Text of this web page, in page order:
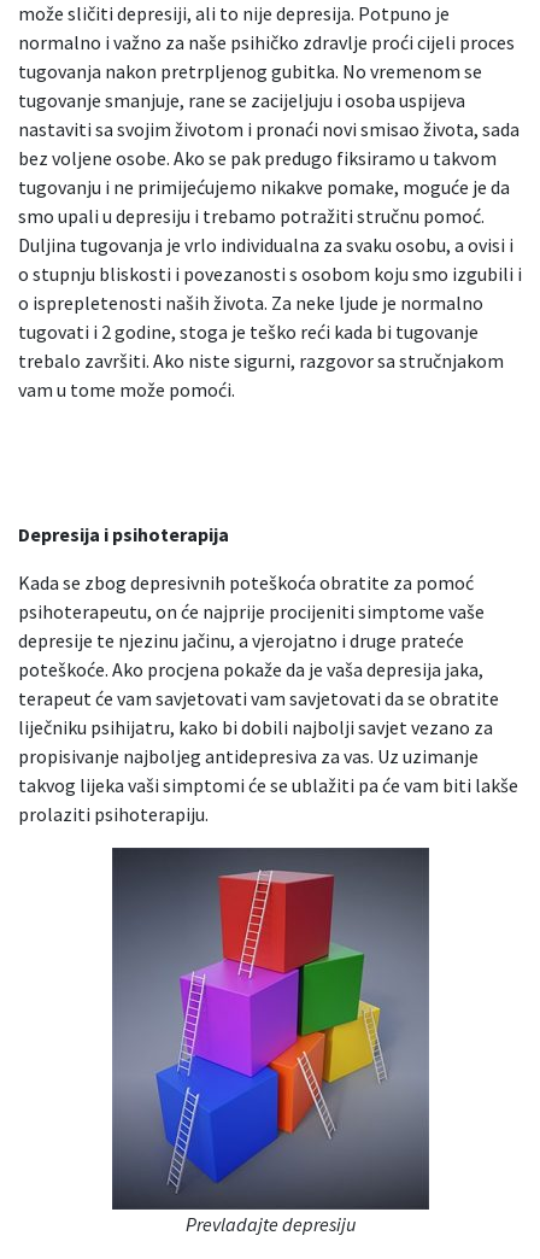
može sličiti depresiji, ali to nije depresija. Potpuno je
normalno i važno za naše psihičko zdravlje proći cijeli proces
tugovanja nakon pretrpljenog gubitka. No vremenom se
tugovanje smanjuje, rane se zacijeljuju i osoba uspijeva
nastaviti sa svojim životom i pronaći novi smisao života, sada
bez voljene osobe. Ako se pak predugo fiksiramo u takvom
tugovanju i ne primijećujemo nikakve pomake, moguće je da
smo upali u depresiju i trebamo potražiti stručnu pomoć.
Duljina tugovanja je vrlo individualna za svaku osobu, a ovisi i
o stupnju bliskosti i povezanosti s osobom koju smo izgubili i
o isprepletenosti naših života. Za neke ljude je normalno
tugovati i 2 godine, stoga je teško reći kada bi tugovanje
trebalo završiti. Ako niste sigurni, razgovor sa stručnjakom
vam u tome može pomoći.
Depresija i psihoterapija
Kada se zbog depresivnih poteškoća obratite za pomoć
psihoterapeutu, on će najprije procijeniti simptome vaše
depresije te njezinu jačinu, a vjerojatno i druge prateće
poteškoće. Ako procjena pokaže da je vaša depresija jaka,
terapeut će vam savjetovati vam savjetovati da se obratite
liječniku psihijatru, kako bi dobili najbolji savjet vezano za
propisivanje najboljeg antidepresiva za vas. Uz uzimanje
takvog lijeka vaši simptomi će se ublažiti pa će vam biti lakše
prolaziti psihoterapiju.
Prevladajte depresiju